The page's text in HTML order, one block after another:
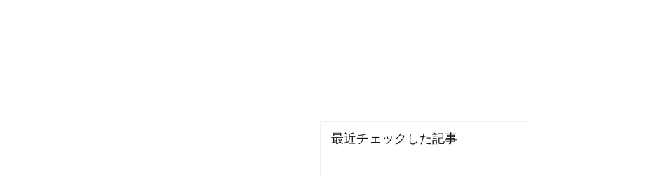
最近チェックした記事